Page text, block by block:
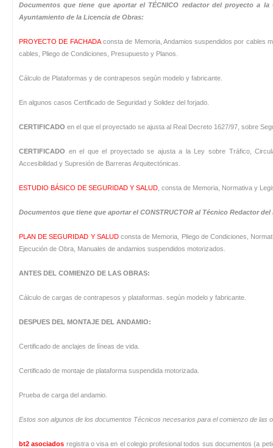
Documentos que tiene que aportar el TÉCNICO redactor del proyecto a
Ayuntamiento de la Licencia de Obras:
PROYECTO DE FACHADA consta de Memoria, Andamios suspendidos por cables
cables, Pliego de Condiciones, Presupuesto y Planos.
Cálculo de Plataformas y de contrapesos según modelo y fabricante.
En algunos casos Certificado de Seguridad y Solidez del forjado.
CERTIFICADO en el que el proyectado se ajusta al Real Decreto 1627/97, sobre
CERTIFICADO en el que el proyectado se ajusta a la Ley sobre Tráfico,
Accesibilidad y Supresión de Barreras Arquitectónicas.
ESTUDIO BÁSICO DE SEGURIDAD Y SALUD , consta de Memoria, Normativa y
Documentos que tiene que aportar el CONSTRUCTOR al Técnico Redactor
PLAN DE SEGURIDAD Y SALUDconsta de Memoria, Pliego de Condiciones,
Ejecución de Obra, Manuales de andamios suspendidos motorizados.
ANTES DEL COMIENZO DE LAS OBRAS:
Cálculo de cargas de contrapesos y plataformas. según modelo y fabricante.
DESPUES DEL MONTAJE DEL ANDAMIO:
Certificado de anclajes de líneas de vida.
Certificado de montaje de plataforma suspendida motorizada.
Prueba de carga del andamio.
Estos son algunos de los documentos Técnicos necesarios para el comienzo de las
bt2 asociados registra o visa en el colegio profesional todos sus documentos (a